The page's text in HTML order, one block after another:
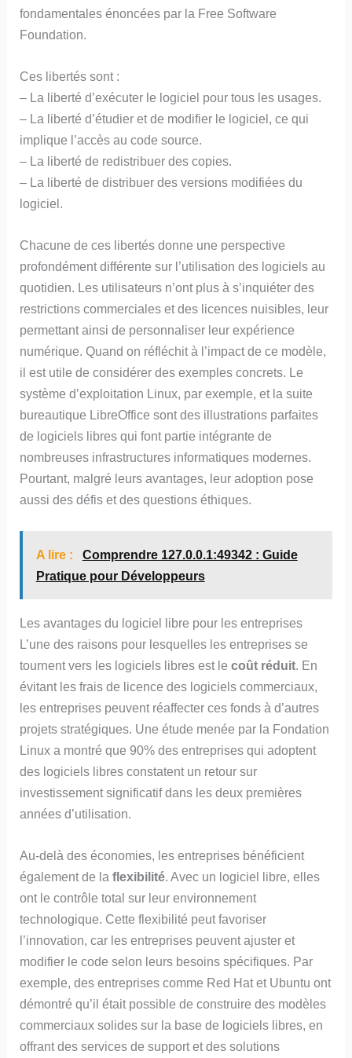
fondamentales énoncées par la Free Software
Foundation.
Ces libertés sont :
– La liberté d’exécuter le logiciel pour tous les usages.
– La liberté d’étudier et de modifier le logiciel, ce qui
implique l’accès au code source.
– La liberté de redistribuer des copies.
– La liberté de distribuer des versions modifiées du
logiciel.
Chacune de ces libertés donne une perspective
profondément différente sur l’utilisation des logiciels au
quotidien. Les utilisateurs n’ont plus à s’inquiéter des
restrictions commerciales et des licences nuisibles, leur
permettant ainsi de personnaliser leur expérience
numérique. Quand on réfléchit à l’impact de ce modèle,
il est utile de considérer des exemples concrets. Le
système d’exploitation Linux, par exemple, et la suite
bureautique LibreOffice sont des illustrations parfaites
de logiciels libres qui font partie intégrante de
nombreuses infrastructures informatiques modernes.
Pourtant, malgré leurs avantages, leur adoption pose
aussi des défis et des questions éthiques.
A lire :
Comprendre 127.0.0.1:49342 : Guide
Pratique pour Développeurs
Les avantages du logiciel libre pour les entreprises
L’une des raisons pour lesquelles les entreprises se
tournent vers les logiciels libres est lecoût réduit . En
évitant les frais de licence des logiciels commerciaux,
les entreprises peuvent réaffecter ces fonds à d’autres
projets stratégiques. Une étude menée par la Fondation
Linux a montré que 90% des entreprises qui adoptent
des logiciels libres constatent un retour sur
investissement significatif dans les deux premières
années d’utilisation.
Au-delà des économies, les entreprises bénéficient
également de laflexibilité. Avec un logiciel libre, elles
ont le contrôle total sur leur environnement
technologique. Cette flexibilité peut favoriser
l’innovation, car les entreprises peuvent ajuster et
modifier le code selon leurs besoins spécifiques. Par
exemple, des entreprises comme Red Hat et Ubuntu ont
démontré qu’il était possible de construire des modèles
commerciaux solides sur la base de logiciels libres, en
offrant des services de support et des solutions